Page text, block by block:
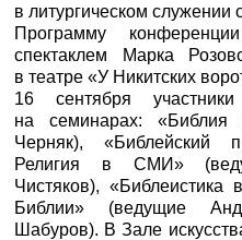
в литургическом служении
Программу
спектаклем Марка
в театре «У Никитских
16 сентября
на семинарах:
Черняк), «Библейский
Религия в СМИ»
Чистяков),
Библии» (ведущие
Шабуров). В Зале